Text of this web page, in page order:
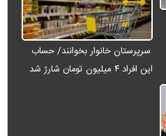
سرپرستان خانوار بخوانند/ حساب
این افراد ۴ میلیون تومان شارژ شد